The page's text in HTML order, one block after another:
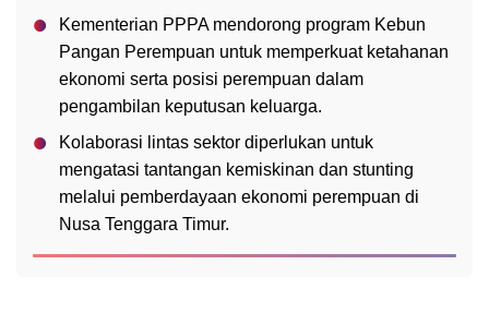
Kementerian PPPA mendorong program Kebun
Pangan Perempuan untuk memperkuat ketahanan
ekonomi serta posisi perempuan dalam
pengambilan keputusan keluarga.
Kolaborasi lintas sektor diperlukan untuk
mengatasi tantangan kemiskinan dan stunting
melalui pemberdayaan ekonomi perempuan di
Nusa Tenggara Timur.